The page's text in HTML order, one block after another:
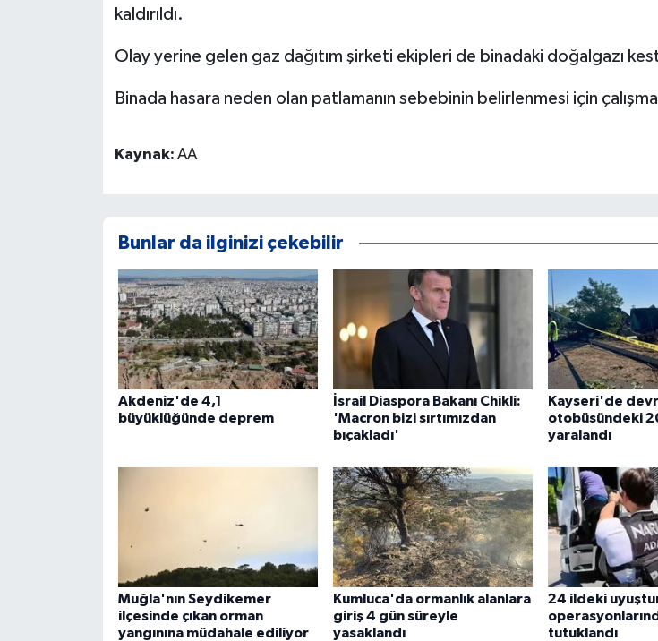
kaldırıldı.
Olay yerine gelen gaz dağıtım şirketi ekipleri de binadaki doğalgazı
Binada hasara neden olan patlamanın sebebinin belirlenmesi için çalışma
Kaynak: AA
Bunlar da ilginizi çekebilir
Akdeniz'de 4,1
büyüklüğünde deprem
İsrail Diaspora Bakanı Chikli:
'Macron bizi sırtımızdan
bıçakladı'
Kayseri'de
otobüsündeki
yaralandı
Muğla'nın Seydikemer
ilçesinde çıkan orman
yangınına müdahale ediliyor
Kumluca'da ormanlık alanlara
giriş 4 gün süreyle
yasaklandı
24 ildeki
tutuklandı